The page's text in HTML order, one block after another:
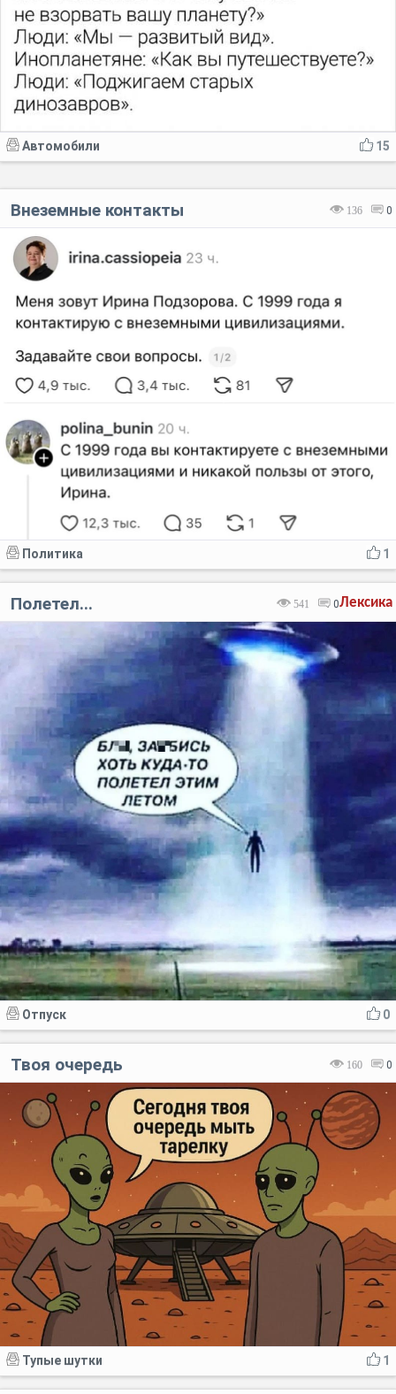
15
Автомобили
136 0
Внеземные контакты
1
Политика
Лексика
541 0
Полетел...
0
Отпуск
160 0
Твоя очередь
1
Тупые шутки